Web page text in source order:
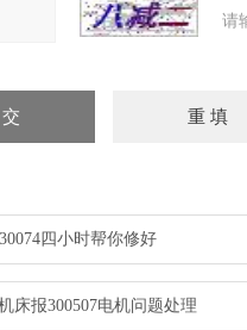
请
四小时帮你修好
床报300507电机问题处理